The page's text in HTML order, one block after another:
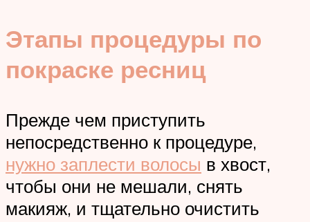
Этапы процедуры по
покраске ресниц
Прежде чем приступить
непосредственно к процедуре,
нужно заплести волосы в хвост,
чтобы они не мешали, снять
макияж, и тщательно очистить